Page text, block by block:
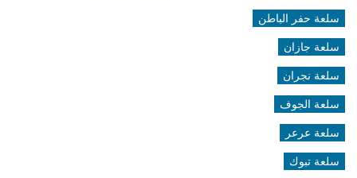
سلعة حفر الباطن
سلعة جازان
سلعة نجران
سلعة الجوف
سلعة عرعر
سلعة تبوك